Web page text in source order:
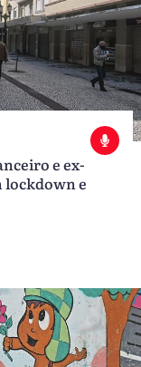
e ex-
lockdown e